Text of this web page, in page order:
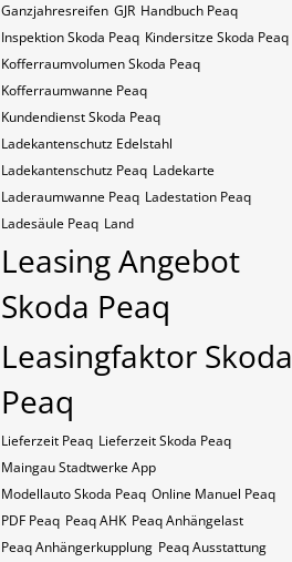
Ganzjahresreifen GJR Handbuch Peaq
Inspektion Skoda Peaq Kindersitze Skoda Peaq
Kofferraumvolumen Skoda Peaq
Kofferraumwanne Peaq
Kundendienst Skoda Peaq
Ladekantenschutz Edelstahl
Ladekantenschutz Peaq Ladekarte
Laderaumwanne Peaq Ladestation Peaq
Ladesäule Peaq Land
Leasing Angebot
Skoda Peaq
Leasingfaktor Skoda
Peaq
Lieferzeit Peaq Lieferzeit Skoda Peaq
Maingau Stadtwerke App
Modellauto Skoda Peaq Online Manuel Peaq
PDF Peaq Peaq AHK Peaq Anhängelast
Peaq Anhängerkupplung Peaq Ausstattung